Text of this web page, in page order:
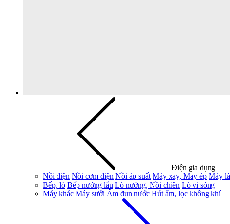
Điện gia dụng
Nồi điện Nồi cơm điện Nồi áp suất Máy xay, Máy ép Máy
Bếp, lò Bếp nướng lẩu Lò nướng, Nồi chiên Lò vi sóng
Máy khác Máy sưởi Ấm đun nước Hút ẩm, lọc không khí